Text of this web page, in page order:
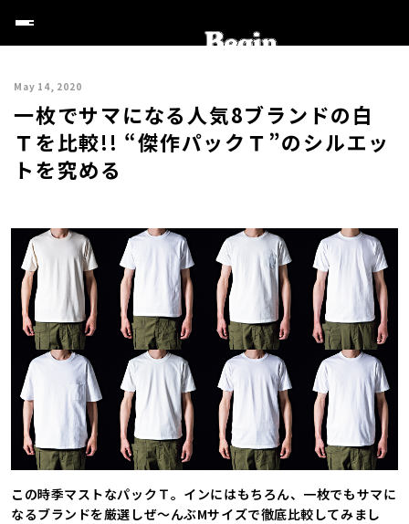
May 14, 2020
一枚でサマになる人気8ブランドの白
Ｔを比較!! “傑作パックＴ”のシルエッ
トを究める
この時季マストなパックＴ。インにはもちろん、一枚でもサマに
なるブランドを厳選しぜ～んぶMサイズで徹底比較してみまし